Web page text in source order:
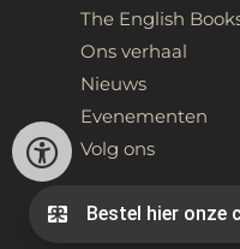
The English
Ons verhaal
Nieuws
Evenementen
Volg ons